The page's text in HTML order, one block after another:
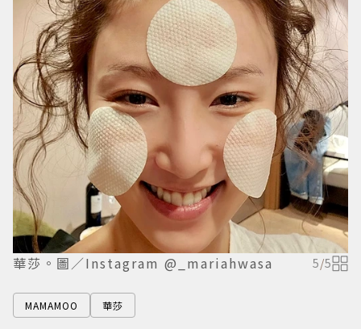
華莎。圖／Instagram @_mariahwasa 5/5
MAMAMOO 華莎